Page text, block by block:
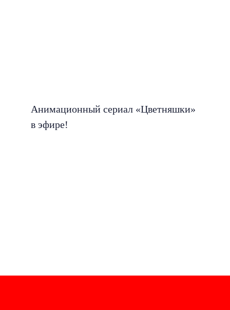
Анимационный сериал «Цветняшки»
в эфире!